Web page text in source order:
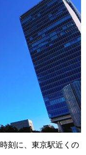
刻に、東京駅近くの